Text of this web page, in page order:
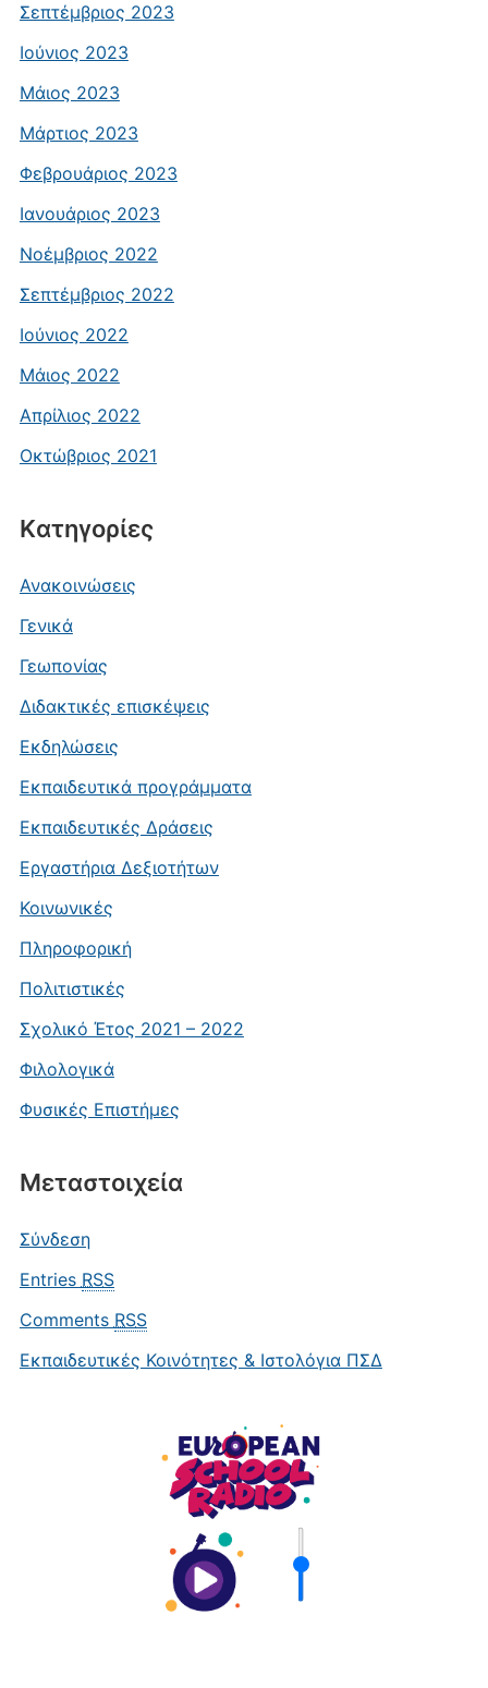
Σεπτέμβριος 2023
Ιούνιος 2023
Μάιος 2023
Μάρτιος 2023
Φεβρουάριος 2023
Ιανουάριος 2023
Νοέμβριος 2022
Σεπτέμβριος 2022
Ιούνιος 2022
Μάιος 2022
Απρίλιος 2022
Οκτώβριος 2021
Kατηγορίες
Ανακοινώσεις
Γενικά
Γεωπονίας
Διδακτικές επισκέψεις
Εκδηλώσεις
Εκπαιδευτικά προγράμματα
Εκπαιδευτικές Δράσεις
Εργαστήρια Δεξιοτήτων
Κοινωνικές
Πληροφορική
Πολιτιστικές
Σχολικό Έτος 2021 – 2022
Φιλολογικά
Φυσικές Επιστήμες
Μεταστοιχεία
Σύνδεση
Entries RSS
Comments RSS
Εκπαιδευτικές Κοινότητες & Ιστολόγια ΠΣΔ